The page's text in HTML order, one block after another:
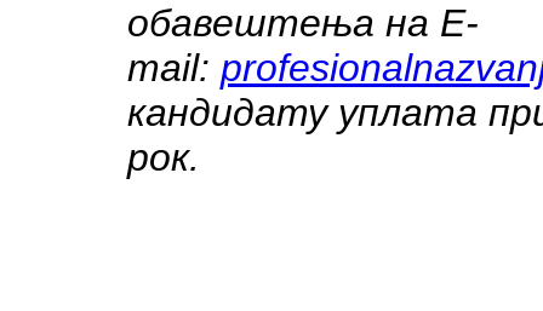
обавештења на E-
mail:
кандидату уплата
рок.